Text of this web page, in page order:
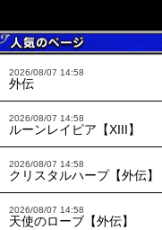
2026/08/07 14:58
外伝
2026/08/07 14:58
ルーンレイピア【XIII】
2026/08/07 14:58
クリスタルハープ【外伝】
2026/08/07 14:58
天使のローブ【外伝】